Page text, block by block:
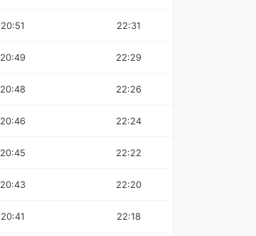
20:51 22:31
20:49 22:29
20:48 22:26
20:46 22:24
20:45 22:22
20:43 22:20
20:41 22:18